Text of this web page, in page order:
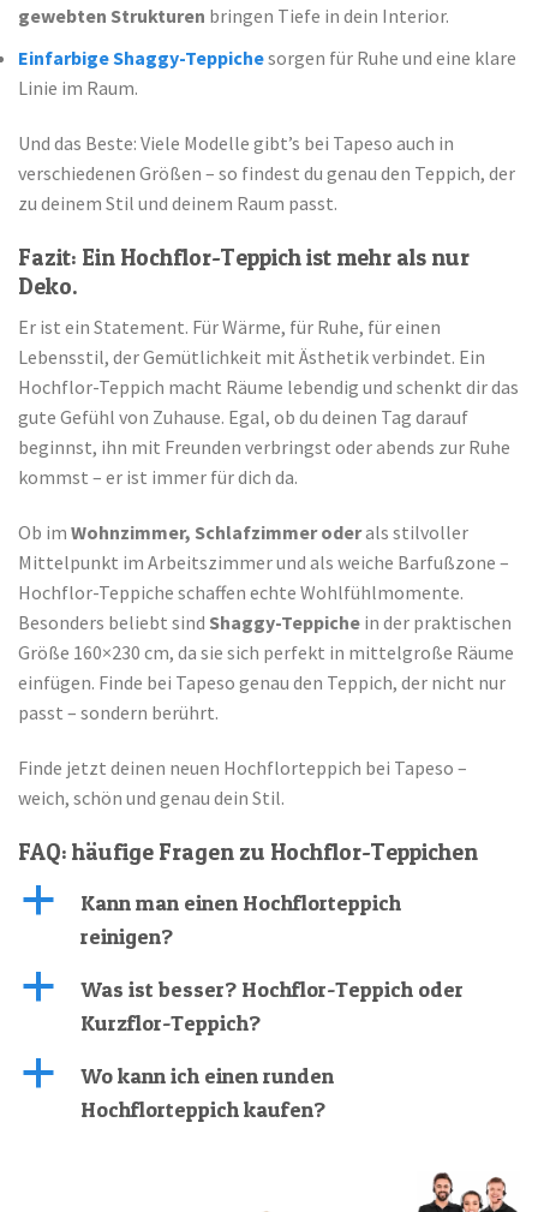
gewebten Strukturen bringen Tiefe in dein Interior.
Einfarbige Shaggy-Teppichesorgen für Ruhe und eine klare
Linie im Raum.
Und das Beste: Viele Modelle gibt’s bei Tapeso auch in
verschiedenen Größen – so findest du genau den Teppich, der
zu deinem Stil und deinem Raum passt.
Fazit: Ein Hochflor-Teppich ist mehr als nur
Deko.
Er ist ein Statement. Für Wärme, für Ruhe, für einen
Lebensstil, der Gemütlichkeit mit Ästhetik verbindet. Ein
Hochflor-Teppich macht Räume lebendig und schenkt dir das
gute Gefühl von Zuhause. Egal, ob du deinen Tag darauf
beginnst, ihn mit Freunden verbringst oder abends zur Ruhe
kommst – er ist immer für dich da.
Ob im Wohnzimmer, Schlafzimmer oderals stilvoller
Mittelpunkt im Arbeitszimmer und als weiche Barfußzone –
Hochflor-Teppiche schaffen echte Wohlfühlmomente.
Besonders beliebt sind Shaggy-Teppiche in der praktischen
Größe 160×230 cm, da sie sich perfekt in mittelgroße Räume
einfügen. Finde bei Tapeso genau den Teppich, der nicht nur
passt – sondern berührt.
Finde jetzt deinen neuen Hochflorteppich bei Tapeso –
weich, schön und genau dein Stil.
FAQ: häufige Fragen zu Hochflor-Teppichen
a
Kann man einen Hochflorteppich
reinigen?
a
Was ist besser? Hochflor-Teppich oder
Kurzflor-Teppich?
a
Wo kann ich einen runden
Hochflorteppich kaufen?